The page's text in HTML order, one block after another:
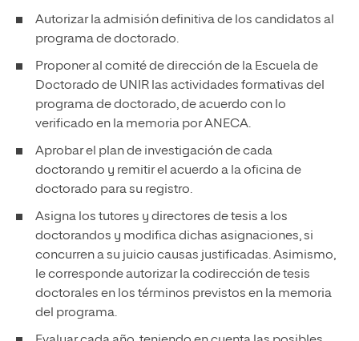
Autorizar la admisión definitiva de los candidatos al
programa de doctorado.
Proponer al comité de dirección de la Escuela de
Doctorado de UNIR las actividades formativas del
programa de doctorado, de acuerdo con lo
verificado en la memoria por ANECA.
Aprobar el plan de investigación de cada
doctorando y remitir el acuerdo a la oficina de
doctorado para su registro.
Asigna los tutores y directores de tesis a los
doctorandos y modifica dichas asignaciones, si
concurren a su juicio causas justificadas. Asimismo,
le corresponde autorizar la codirección de tesis
doctorales en los términos previstos en la memoria
del programa.